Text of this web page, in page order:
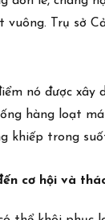
vuông. Trụ sở
nó được
hàng loạt
khiếp trong
cơ hội và